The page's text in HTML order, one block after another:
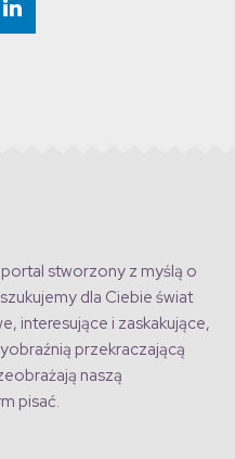
stworzony z myślą o
dla Ciebie świat
interesujące i zaskakujące,
przekraczającą
naszą
pisać.